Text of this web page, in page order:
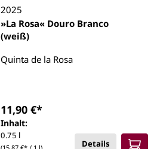
2025
»La Rosa« Douro Branco
(weiß)
Quinta de la Rosa
Inhalt:
0.75 l
11,90 €*
Details